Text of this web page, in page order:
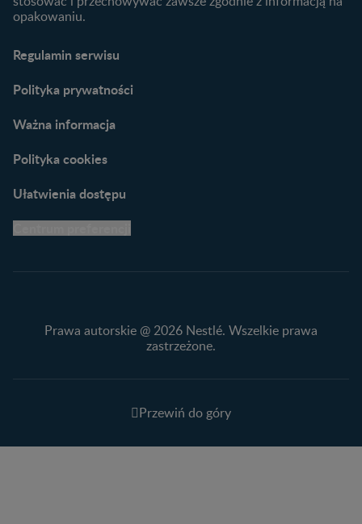
Narzędzia dla rodziców
praktyczne wskazówki
opakowaniu.
Regulamin serwisu
Polityka prywatności
Ważna informacja
Polityka cookies
Ułatwienia dostępu
Prawa autorskie @ 2026 Nestlé. Wszelkie prawa
zastrzeżone.
Przewiń do góry